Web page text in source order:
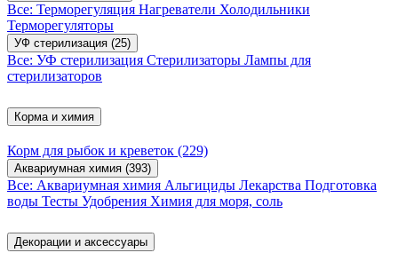
Все: Терморегуляция Нагреватели Холодильники
Терморегуляторы
УФ стерилизация (25)
Все: УФ стерилизация Стерилизаторы Лампы для
стерилизаторов
Корма и химия
Корм для рыбок и креветок (229)
Аквариумная химия (393)
Все: Аквариумная химия Альгициды Лекарства Подготовка
воды Тесты Удобрения Химия для моря, соль
Декорации и аксессуары